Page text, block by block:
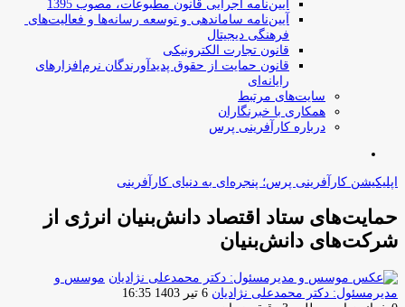
آیین‌نامه اجرایی قانون مطبوعات، مصوب 1395
آیین‌نامه سامان­دهی و توسعه رسانه­‌ها و فعالیت‌­های
فرهنگی دیجیتال
قانون تجارت الکترونیکی
قانون حمایت از حقوق پدیدآورندگان نرم‌افزارهای
رایانه‌ای
سایت‌های مرتبط
همکاری با خبرنگاران
درباره کارآفرینی پرس
اپلیکیشن کارآفرینی پرس؛ پنجره‌ای به دنیای کارآفرینی
حمایت‌های ستاد اقتصاد دانش‌بنیان انرژی از
شرکت‌های دانش‌بنیان
موسس و
مدیرمسئول: دکتر محمدعلی نژادیان ارسال
6 تیر 1403 16:35